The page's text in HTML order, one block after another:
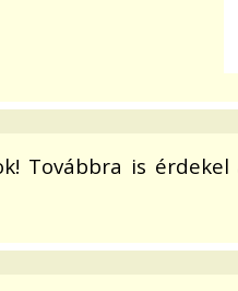
Továbbra is